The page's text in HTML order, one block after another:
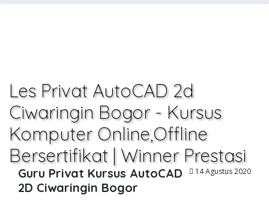
Les Privat AutoCAD 2d
Ciwaringin Bogor - Kursus
Komputer Online,Offline
Bersertifikat | Winner Prestasi
14 Agustus 2020
Guru Privat Kursus AutoCAD
2D Ciwaringin Bogor